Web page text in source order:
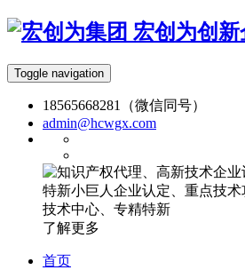
宏创为创
Toggle navigation
18565668281（微信同号）
admin@hcwgx.com
了解更多
首页